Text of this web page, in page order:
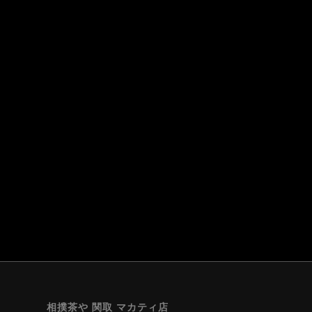
相撲茶や 関取 マカティ店